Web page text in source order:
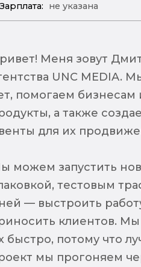
Зарплата: не указана
Меня зовут
UNC MEDIA.
помогаем бизнесам
а также
для их
можем запустить
тестовым
— выстроить
клиентов.
быстро, потому что
мы прогоняем